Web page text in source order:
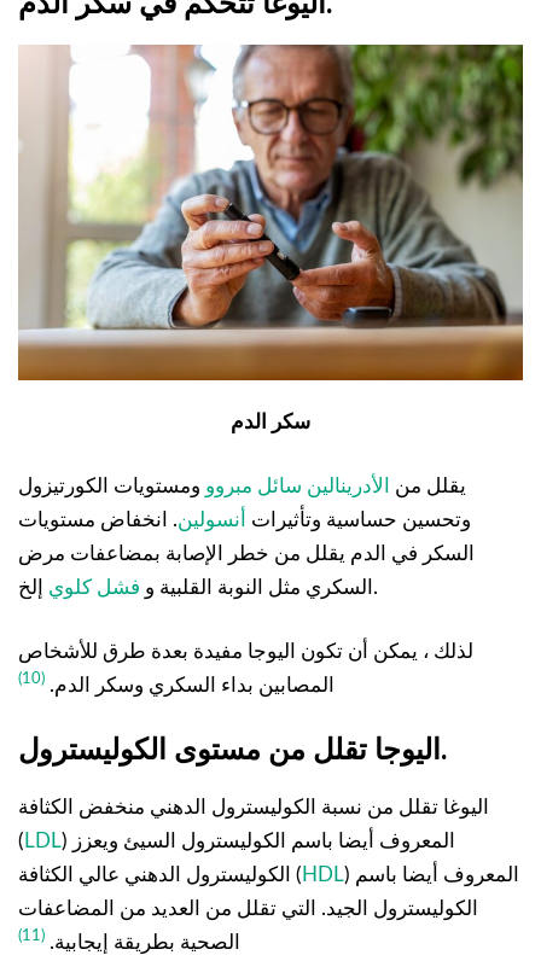
سكر الدم
يقلل من الأدرينالين سائل مبروو ومستويات الكورتيزول
وتحسين حساسية وتأثيرات
أنسولين. انخفاض مستويات
السكر في الدم يقلل من خطر الإصابة بمضاعفات مرض
السكري مثل النوبة القلبية و فشل كلوي إلخ.
لذلك ، يمكن أن تكون اليوجا مفيدة بعدة طرق للأشخاص
المصابين بداء السكري وسكر الدم. (10)
اليوجا تقلل من مستوى الكوليسترول.
اليوغا تقلل من نسبة الكوليسترول الدهني منخفض الكثافة
( LDL) المعروف أيضا باسم الكوليسترول السيئ ويعزز
الكوليسترول الدهني عالي الكثافة ( HDL) المعروف أيضا باسم
الكوليسترول الجيد. التي تقلل من العديد من المضاعفات
الصحية بطريقة إيجابية. (11)